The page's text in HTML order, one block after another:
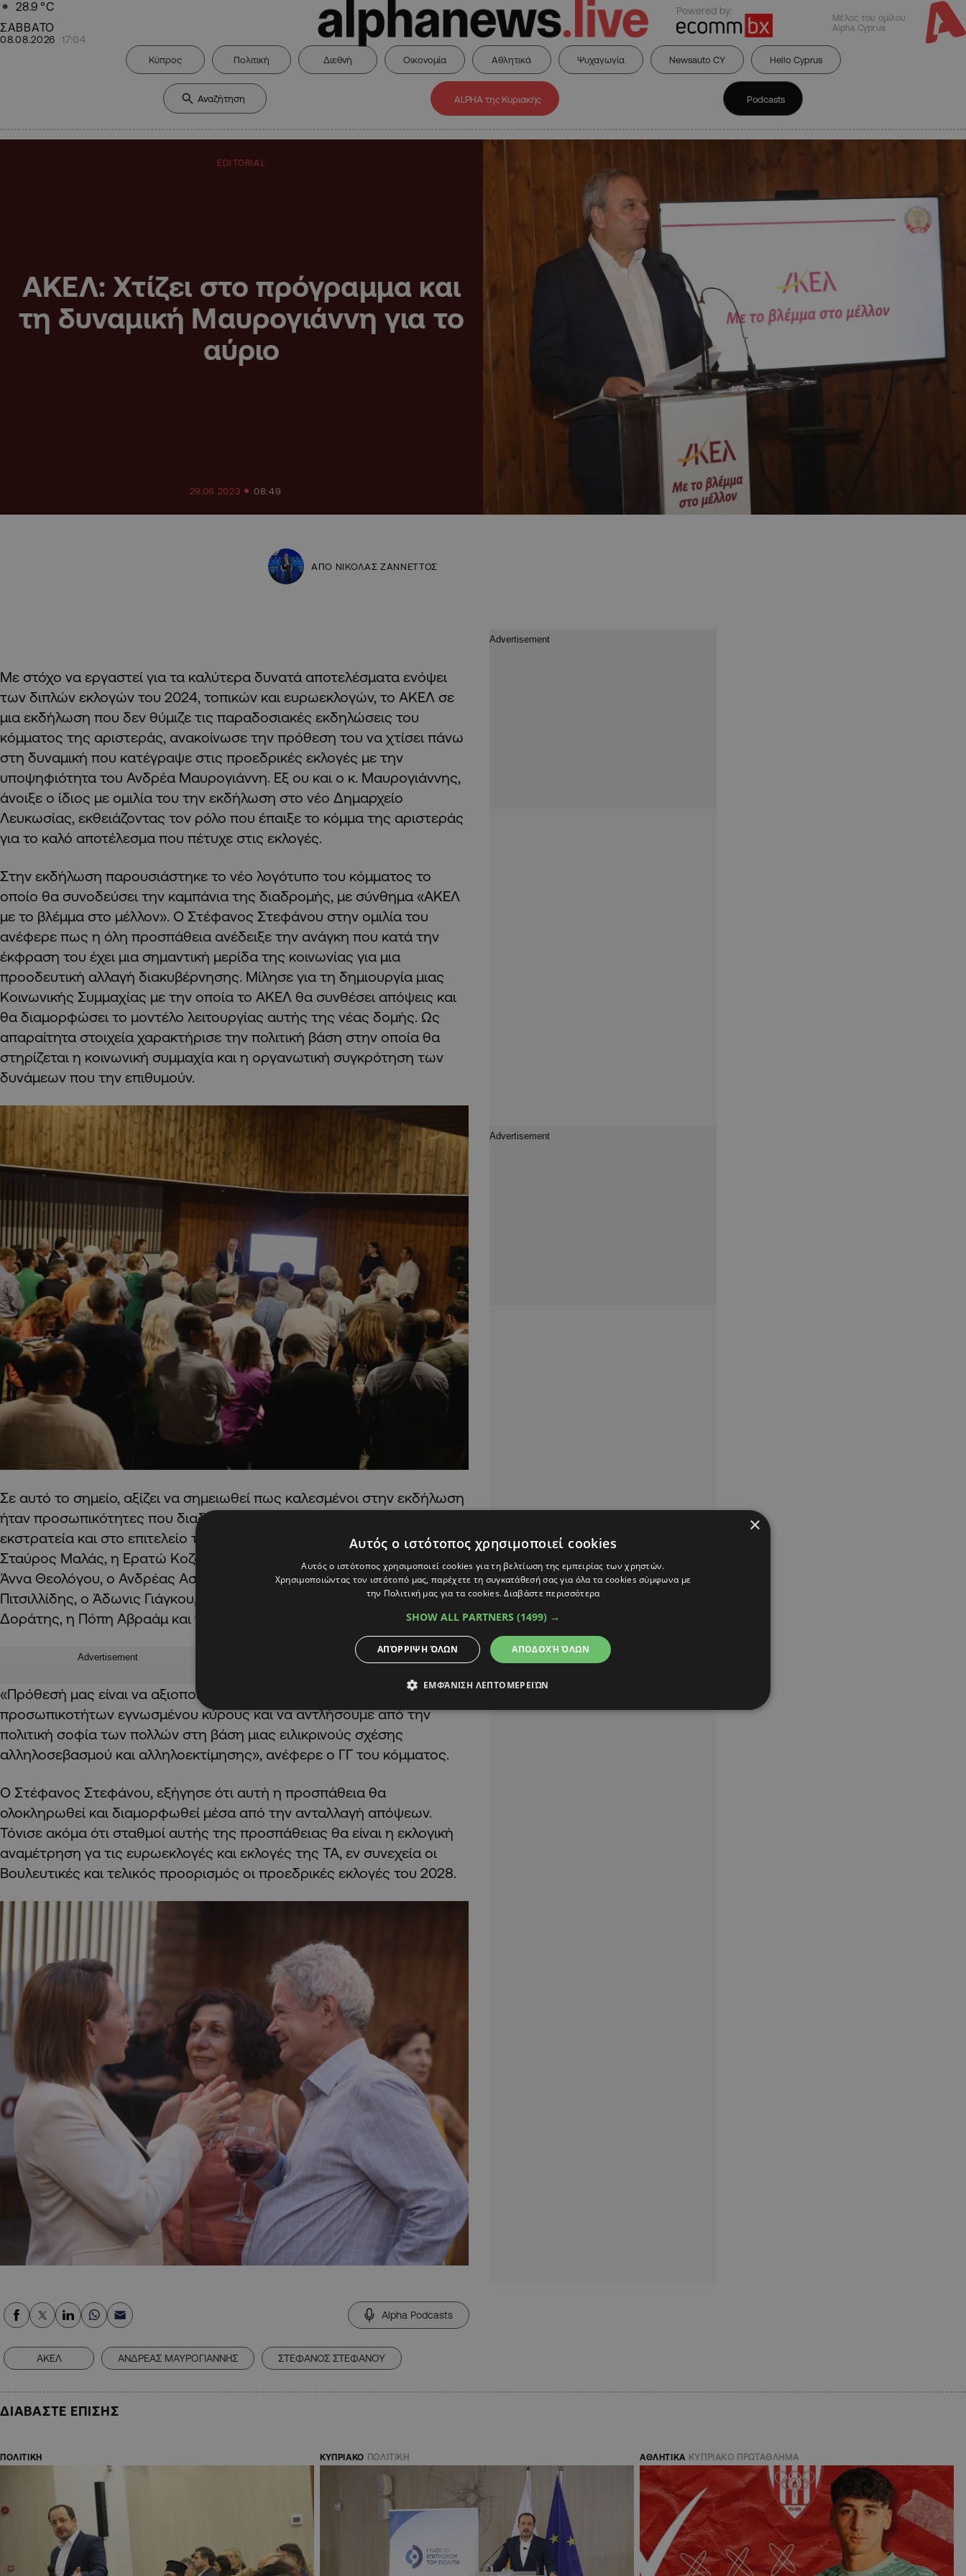
28.9 °C
ΣΑΒΒΑΤΟ
08.08.2026 17:04
Powered by:
Μέλος του ομίλου
Alpha Cyprus
Κύπρος Πολιτική Διεθνή Οικονομία Αθλητικά Ψυχαγωγία Newsauto CY Hello Cyprus
ALPHA της Κυριακής Podcasts
EDITORIAL
ΑΚΕΛ: Χτίζει στο πρόγραμμα και
τη δυναμική Μαυρογιάννη για το
αύριο
29.06.2023 08:49
ΑΠΟ ΝΙΚΟΛΑΣ ΖΑΝΝΕΤΤΟΣ
Με στόχο να εργαστεί για τα καλύτερα δυνατά αποτελέσματα ενόψει
των διπλών εκλογών του 2024, τοπικών και ευρωεκλογών, το ΑΚΕΛ σε
μια εκδήλωση που δεν θύμιζε τις παραδοσιακές εκδηλώσεις του
κόμματος της αριστεράς, ανακοίνωσε την πρόθεση του να χτίσει πάνω
στη δυναμική που κατέγραψε στις προεδρικές εκλογές με την
υποψηφιότητα του Ανδρέα Μαυρογιάννη. Εξ ου και ο κ. Μαυρογιάννης,
άνοιξε ο ίδιος με ομιλία του την εκδήλωση στο νέο Δημαρχείο
Λευκωσίας, εκθειάζοντας τον ρόλο που έπαιξε το κόμμα της αριστεράς
για το καλό αποτέλεσμα που πέτυχε στις εκλογές.
Στην εκδήλωση παρουσιάστηκε το νέο λογότυπο του κόμματος το
οποίο θα συνοδεύσει την καμπάνια της διαδρομής, με σύνθημα «ΑΚΕΛ
με το βλέμμα στο μέλλον». Ο Στέφανος Στεφάνου στην ομιλία του
ανέφερε πως η όλη προσπάθεια ανέδειξε την ανάγκη που κατά την
έκφραση του έχει μια σημαντική μερίδα της κοινωνίας για μια
προοδευτική αλλαγή διακυβέρνησης. Μίλησε για τη δημιουργία μιας
Κοινωνικής Συμμαχίας με την οποία το ΑΚΕΛ θα συνθέσει απόψεις και
θα διαμορφώσει το μοντέλο λειτουργίας αυτής της νέας δομής. Ως
απαραίτητα στοιχεία χαρακτήρισε την πολιτική βάση στην οποία θα
στηρίζεται η κοινωνική συμμαχία και η οργανωτική συγκρότηση των
δυνάμεων που την επιθυμούν.
Σε αυτό το σημείο, αξίζει να σημειωθεί πως καλεσμένοι στην εκδήλωση
ήταν προσωπικότητες που διαδραμάτισαν πρωταγωνιστικό ρόλο στην
εκστρατεία και στο επιτελείο του Ανδρέα Μαυρογιάννη, όπως ο
Σταύρος Μαλάς, η Ερατώ Κοζάκου Μαρκουλλή, ο Μάριος Ηλιάδης, η
Άννα Θεολόγου, ο Ανδρέας Ασσιώτης, ο Στέλιος Πλατύς, ο Ανδρέας
Πιτσιλλίδης, ο Άδωνις Γιάγκου, ο Νέμος Κουτσοκούμνης, ο Λεύκος
Δοράτης, η Πόπη Αβραάμ και η Βαρβάρα Πετροπούλου.
Advertisement
«Πρόθεσή μας είναι να αξιοποιήσουμε την τεχνογνωσία
προσωπικοτήτων εγνωσμένου κύρους και να αντλήσουμε από την
πολιτική σοφία των πολλών στη βάση μιας ειλικρινούς σχέσης
αλληλοσεβασμού και αλληλοεκτίμησης», ανέφερε ο ΓΓ του κόμματος.
Ο Στέφανος Στεφάνου, εξήγησε ότι αυτή η προσπάθεια θα
ολοκληρωθεί και διαμορφωθεί μέσα από την ανταλλαγή απόψεων.
Τόνισε ακόμα ότι σταθμοί αυτής της προσπάθειας θα είναι η εκλογική
αναμέτρηση γα τις ευρωεκλογές και εκλογές της ΤΑ, εν συνεχεία οι
Βουλευτικές και τελικός προορισμός οι προεδρικές εκλογές του 2028.
Alpha Podcasts
ΑΚΕΛ ΑΝΔΡΕΑΣ ΜΑΥΡΟΓΙΑΝΝΗΣ ΣΤΕΦΑΝΟΣ ΣΤΕΦΑΝΟΥ
ΔΙΑΒΑΣΤΕ ΕΠΙΣΗΣ
ΠΟΛΙΤΙΚΗ ΚΥΠΡΙΑΚΟ ΠΟΛΙΤΙΚΗ ΑΘΛΗΤΙΚΑ ΚΥΠΡΙΑΚΟ ΠΡΩΤΑΘΛΗΜΑ
×
Αυτός ο ιστότοπος χρησιμοποιεί cookies
Αυτός ο ιστότοπος χρησιμοποιεί cookies για τη βελτίωση της εμπειρίας των χρηστών.
Χρησιμοποιώντας τον ιστότοπό μας, παρέχετε τη συγκατάθεσή σας για όλα τα cookies σύμφωνα με
την Πολιτική μας για τα cookies.Διαβάστε περισσότερα
SHOW ALL PARTNERS (1499) →
ΑΠΟΔΟΧΉ ΌΛΩΝ
ΑΠΌΡΡΙΨΗ ΌΛΩΝ
ΕΜΦΆΝΙΣΗ ΛΕΠΤΟΜΕΡΕΙΏΝ